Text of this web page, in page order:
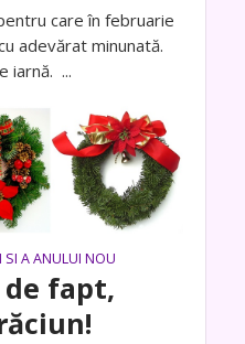
care în februarie
adevărat minunată.
iarnă. ...
SI A ANULUI NOU
de fapt,